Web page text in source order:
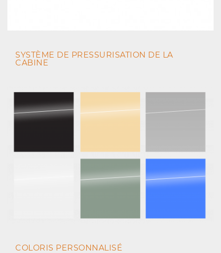
SYSTÈME DE PRESSURISATION DE LA
CABINE
COLORIS PERSONNALISÉ